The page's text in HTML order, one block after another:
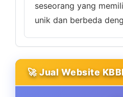
seseorang yang
unik dan berbeda
🚀 Jual Website